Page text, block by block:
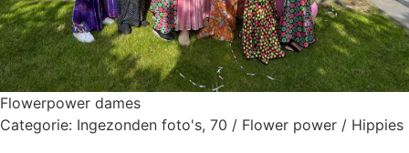
Flowerpower dames
Categorie: Ingezonden foto's, 70 / Flower power / Hippies